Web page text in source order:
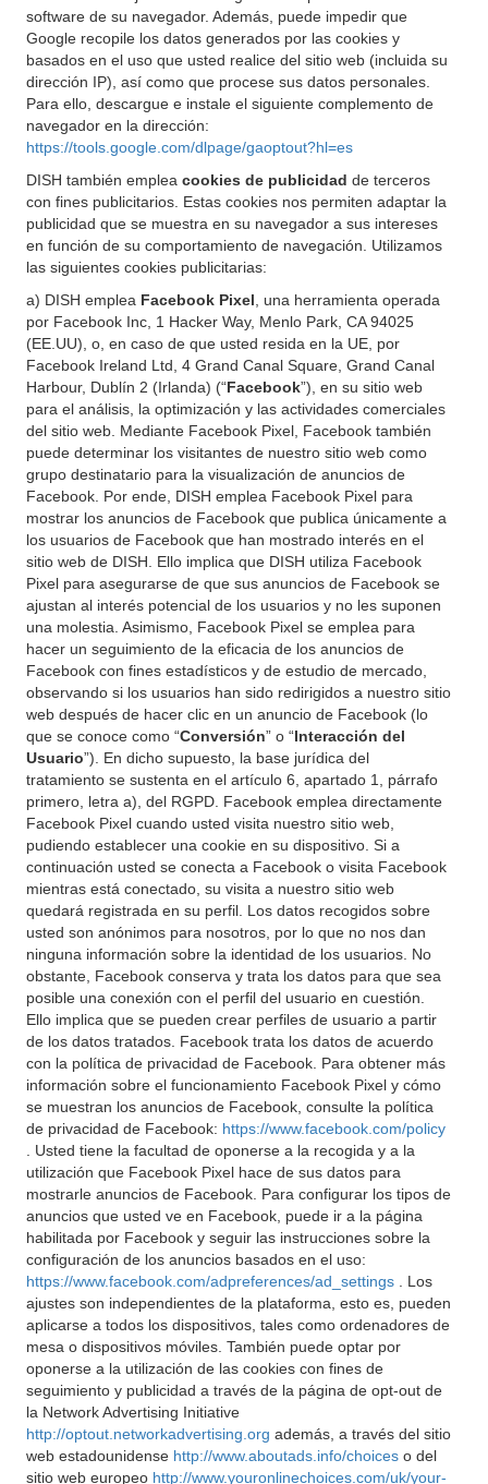
software de su navegador. Además, puede impedir que
Google recopile los datos generados por las cookies y
basados en el uso que usted realice del sitio web (incluida su
dirección IP), así como que procese sus datos personales.
Para ello, descargue e instale el siguiente complemento de
navegador en la dirección:
https://tools.google.com/dlpage/gaoptout?hl=es
DISH también emplea cookies de publicidad de terceros
con fines publicitarios. Estas cookies nos permiten adaptar la
publicidad que se muestra en su navegador a sus intereses
en función de su comportamiento de navegación. Utilizamos
las siguientes cookies publicitarias:
a) DISH emplea Facebook Pixel , una herramienta operada
por Facebook Inc, 1 Hacker Way, Menlo Park, CA 94025
(EE.UU), o, en caso de que usted resida en la UE, por
Facebook Ireland Ltd, 4 Grand Canal Square, Grand Canal
Harbour, Dublín 2 (Irlanda) (“Facebook”), en su sitio web
para el análisis, la optimización y las actividades comerciales
del sitio web. Mediante Facebook Pixel, Facebook también
puede determinar los visitantes de nuestro sitio web como
grupo destinatario para la visualización de anuncios de
Facebook. Por ende, DISH emplea Facebook Pixel para
mostrar los anuncios de Facebook que publica únicamente a
los usuarios de Facebook que han mostrado interés en el
sitio web de DISH. Ello implica que DISH utiliza Facebook
Pixel para asegurarse de que sus anuncios de Facebook se
ajustan al interés potencial de los usuarios y no les suponen
una molestia. Asimismo, Facebook Pixel se emplea para
hacer un seguimiento de la eficacia de los anuncios de
Facebook con fines estadísticos y de estudio de mercado,
observando si los usuarios han sido redirigidos a nuestro sitio
web después de hacer clic en un anuncio de Facebook (lo
que se conoce como “Conversión” o “Interacción del
Usuario”). En dicho supuesto, la base jurídica del
tratamiento se sustenta en el artículo 6, apartado 1, párrafo
primero, letra a), del RGPD. Facebook emplea directamente
Facebook Pixel cuando usted visita nuestro sitio web,
pudiendo establecer una cookie en su dispositivo. Si a
continuación usted se conecta a Facebook o visita Facebook
mientras está conectado, su visita a nuestro sitio web
quedará registrada en su perfil. Los datos recogidos sobre
usted son anónimos para nosotros, por lo que no nos dan
ninguna información sobre la identidad de los usuarios. No
obstante, Facebook conserva y trata los datos para que sea
posible una conexión con el perfil del usuario en cuestión.
Ello implica que se pueden crear perfiles de usuario a partir
de los datos tratados. Facebook trata los datos de acuerdo
con la política de privacidad de Facebook. Para obtener más
información sobre el funcionamiento Facebook Pixel y cómo
se muestran los anuncios de Facebook, consulte la política
de privacidad de Facebook: https://www.facebook.com/policy
. Usted tiene la facultad de oponerse a la recogida y a la
utilización que Facebook Pixel hace de sus datos para
mostrarle anuncios de Facebook. Para configurar los tipos de
anuncios que usted ve en Facebook, puede ir a la página
habilitada por Facebook y seguir las instrucciones sobre la
configuración de los anuncios basados en el uso:
https://www.facebook.com/adpreferences/ad_settings
. Los
ajustes son independientes de la plataforma, esto es, pueden
aplicarse a todos los dispositivos, tales como ordenadores de
mesa o dispositivos móviles. También puede optar por
oponerse a la utilización de las cookies con fines de
seguimiento y publicidad a través de la página de opt-out de
la Network Advertising Initiative
http://optout.networkadvertising.org además, a través del sitio
web estadounidense http://www.aboutads.info/choices o del
sitio web europeo http://www.youronlinechoices.com/uk/your-